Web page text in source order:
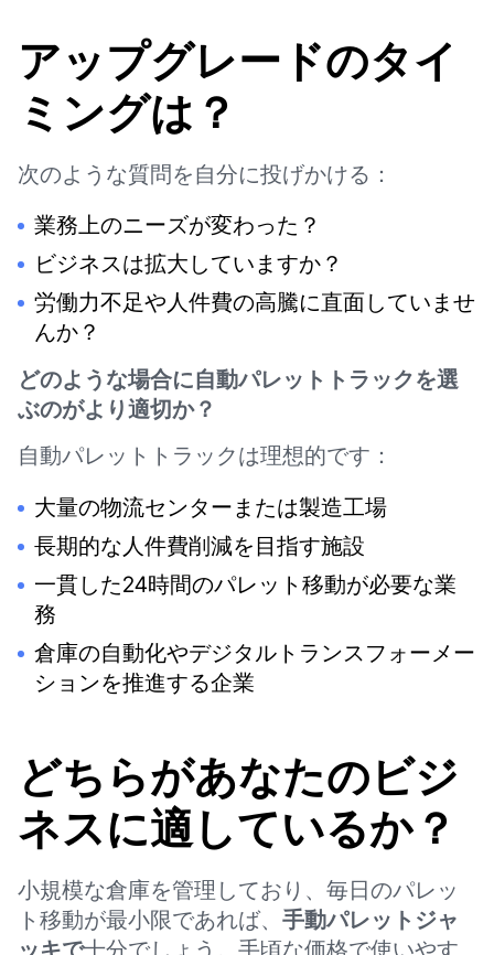
アップグレードのタイ
ミングは？
次のような質問を自分に投げかける：
業務上のニーズが変わった？
ビジネスは拡大していますか？
労働力不足や人件費の高騰に直面していませ
んか？
どのような場合に自動パレットトラックを選
ぶのがより適切か？
自動パレットトラックは理想的です：
大量の物流センターまたは製造工場
長期的な人件費削減を目指す施設
一貫した24時間のパレット移動が必要な業
務
倉庫の自動化やデジタルトランスフォーメー
ションを推進する企業
どちらがあなたのビジ
ネスに適しているか？
小規模な倉庫を管理しており、毎日のパレッ
ト移動が最小限であれば、 手動パレットジャ
ッキで十分でしょう。手頃な価格で使いやす